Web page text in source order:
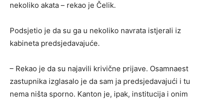
nekoliko akata – rekao je Čelik.
Podsjetio je da su ga u nekoliko navrata istjerali iz
kabineta predsjedavajuće.
– Rekao je da su najavili krivične prijave. Osamnaest
zastupnika izglasalo je da sam ja predsjedavajući i tu
nema ništa sporno. Kanton je, ipak, institucija i onim